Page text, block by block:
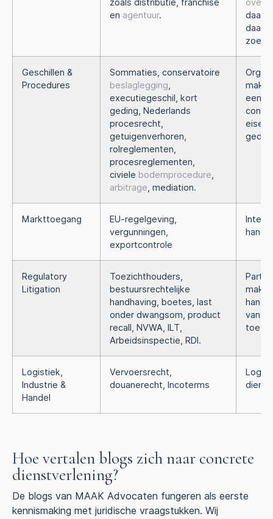
zoals distributie, franchise
en agentuur.
Geschillen &
Procedures
Sommaties, conservatoire
beslaglegging
executiegeschil, kort
geding, Nederlands
procesrecht,
getuigenverhoren,
rolreglementen,
procesreglementen,
civiele bodemprocedure
arbitrage , mediation.
een
eiser
Markttoegang
EU-regelgeving,
vergunningen,
exportcontrole
Regulatory
Litigation
Toezichthouders,
bestuursrechtelijke
handhaving, boetes, last
onder dwangsom, product
recall, NVWA, ILT,
Arbeidsinspectie, RDI.
van de
Logistiek,
Industrie &
Handel
Vervoersrecht,
douanerecht, Incoterms
Hoe vertalen blogs zich naar concrete
dienstverlening?
De blogs van MAAK Advocaten fungeren als eerste
kennismaking met juridische vraagstukken. Wij